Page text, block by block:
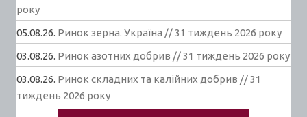
року
05.08.26. Ринок зерна. Україна // 31 тиждень 2026 року
03.08.26. Ринок азотних добрив // 31 тиждень 2026 року
03.08.26. Ринок складних та калійних добрив // 31
тиждень 2026 року